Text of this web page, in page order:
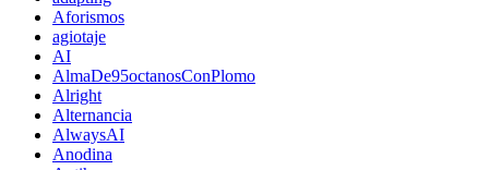
Aforismos
agiotaje
AI
AlmaDe95octanosConPlomo
Alright
Alternancia
AlwaysAI
Anodina